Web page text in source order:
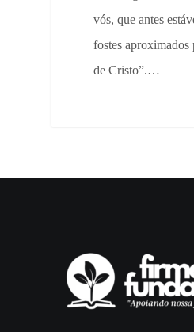
vós, que antes
fostes aproximados
de Cristo”.…